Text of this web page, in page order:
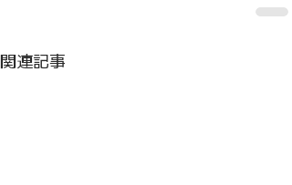
関連記事